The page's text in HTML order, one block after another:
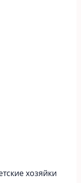
хозяйки